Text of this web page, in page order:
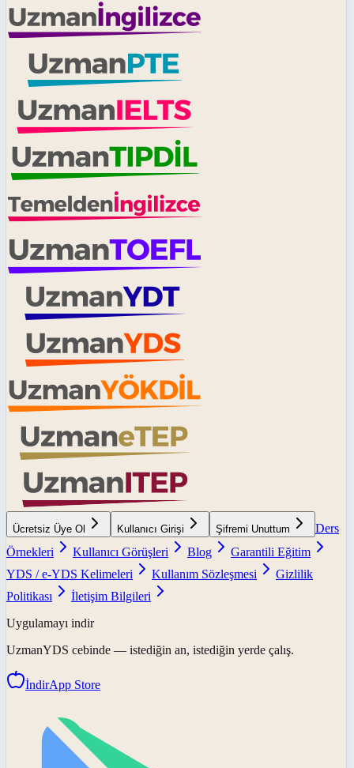
Ücretsiz Üye Ol Kullanıcı Girişi Şifremi Unuttum
Ders
Örnekleri
Kullanıcı Görüşleri Blog
Garantili Eğitim
YDS / e-YDS Kelimeleri
Kullanım Sözleşmesi
Gizlilik
Politikası
İletişim Bilgileri
Uygulamayı indir
UzmanYDS cebinde — istediğin an, istediğin yerde çalış.
İndirApp Store